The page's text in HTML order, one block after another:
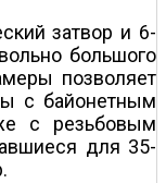
затвор и 6-
большого
позволяет
с байонетным
с резьбовым
для 35-